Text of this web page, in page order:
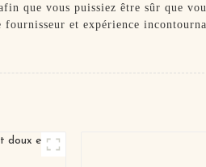
que vous puissiez être sûr que
et expérience